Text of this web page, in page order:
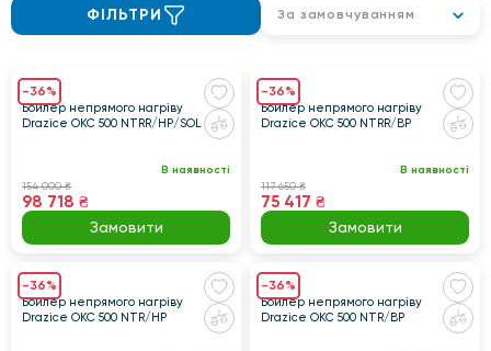
ФІЛЬТРИ За замовчуванням
-36%
Бойлер непрямого нагріву
Drazice OKC 500 NTRR/HP/SOL
В наявності
154 000 ₴
98 718 ₴
Замовити
-36%
Бойлер непрямого нагріву
Drazice OKC 500 NTRR/BP
В наявності
117 650 ₴
75 417 ₴
Замовити
-36%
Бойлер непрямого нагріву
Drazice OKC 500 NTR/HP
-36%
Бойлер непрямого нагріву
Drazice OKC 500 NTR/BP